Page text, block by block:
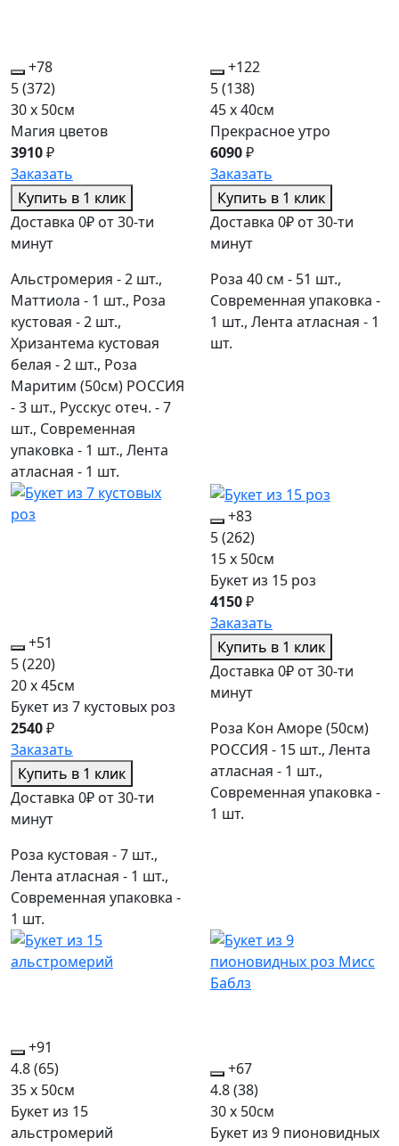
+78
5(372)
30 x 50см
Магия цветов
3910₽
Заказать
Купить в 1 клик
Доставка 0₽ от 30-ти
минут
Альстромерия - 2 шт.,
Маттиола - 1 шт., Роза
кустовая - 2 шт.,
Хризантема кустовая
белая - 2 шт., Роза
Маритим (50см) РОССИЯ
- 3 шт., Русскус отеч. - 7
шт., Современная
упаковка - 1 шт., Лента
атласная - 1 шт.
+122
5(138)
45 x 40см
Прекрасное утро
6090₽
Заказать
Купить в 1 клик
Доставка 0₽ от 30-ти
минут
Роза 40 см - 51 шт.,
Современная упаковка -
1 шт., Лента атласная - 1
шт.
+51
5(220)
20 x 45см
Букет из 7 кустовых роз
2540₽
Заказать
Купить в 1 клик
Доставка 0₽ от 30-ти
минут
Роза кустовая - 7 шт.,
Лента атласная - 1 шт.,
Современная упаковка -
1 шт.
+83
5(262)
15 x 50см
Букет из 15 роз
4150₽
Заказать
Купить в 1 клик
Доставка 0₽ от 30-ти
минут
Роза Кон Аморе (50см)
РОССИЯ - 15 шт., Лента
атласная - 1 шт.,
Современная упаковка -
1 шт.
+91
4.8(65)
35 x 50см
Букет из 15
альстромерий
+67
4.8(38)
30 x 50см
Букет из 9 пионовидных